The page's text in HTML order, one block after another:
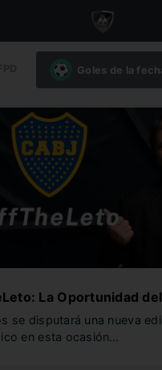
Goles de la
La Oportunidad
se disputará una nueva
en esta ocasión…